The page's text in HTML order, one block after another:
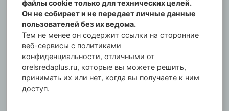
Орловская cреда-плюс, 2021-2026
Свидетельство о регистрации СМИ: ПИ №57-
00254 от 29 октября 2013 г.
Газета зарегистрирована Управлением
Федеральной службы по надзору в сфере связи,
информационных технологий и массовых
коммуникаций по Орловской области.
Главный редактор: Татьяна Филёва
файлы cookie только для технических целей.
Он не собирает и не передает личные данные
пользователей без их ведома.
Тем не менее он содержит ссылки на сторонние
веб-сервисы с политиками
конфиденциальности, отличными от
orelsredaplus.ru, которые вы можете решить,
принимать их или нет, когда вы получаете к ним
доступ.